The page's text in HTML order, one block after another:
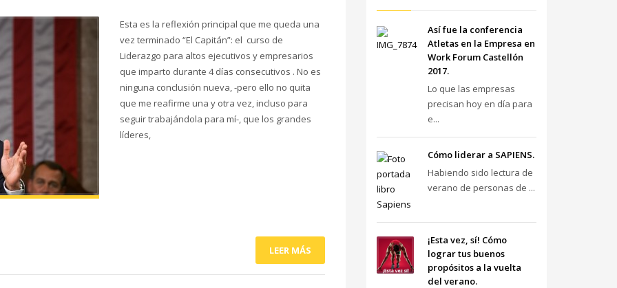
Esta es la reflexión principal que me queda una
vez terminado “El Capitán”: el curso de
Liderazgo para altos ejecutivos y empresarios
que imparto durante 4 días consecutivos . No es
ninguna conclusión nueva, -pero ello no quita
que me reafirme una y otra vez, incluso para
seguir trabajándola para mí-, que los grandes
líderes,
LEER MÁS
Así fue la conferencia
Atletas en la Empresa en
Work Forum Castellón
2017.
Lo que las empresas
precisan hoy en día para
e...
Cómo liderar a SAPIENS.
Habiendo sido lectura de
verano de personas de ...
¡Esta vez, sí! Cómo
lograr tus buenos
propósitos a la vuelta
del verano.